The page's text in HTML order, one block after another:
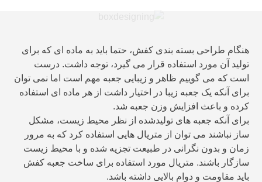
طراحی بسته بندی کفش، حتما باید به ماده ای که برای
آن مورد استفاده قرار می گیرد، توجه داشت. درست
که می گوییم ظاهر و زیبایی جعبه مهم است اما نمی توان
آنکه یک جعبه زیبا در اختیار داشت از هر ماده ای استفاده
و باعث افزایش وزن جعبه شد.
آنکه جعبه های تولیدشده از نظر محیط زیست، مشکل
نباشند می توان از متریال هایی استفاده کرد که به مرور
و بدون نگرانی در طبیعت تجزیه شده و با محیط زیست
باشند. متریال مورد استفاده برای ساخت جعبه کفش
مقاومت و دوام بالایی داشته باشد.